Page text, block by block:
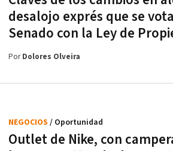
desalojo exprés que se
Senado con la Ley de
PorDolores Olveira
Outlet de Nike, con
NEGOCIOS / Oportunidad